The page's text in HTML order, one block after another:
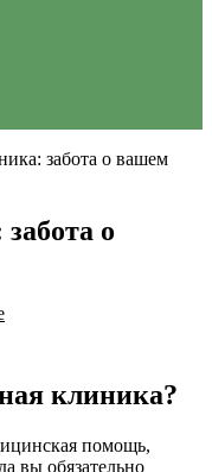
забота о вашем
о
клиника?
помощь,
вы обязательно